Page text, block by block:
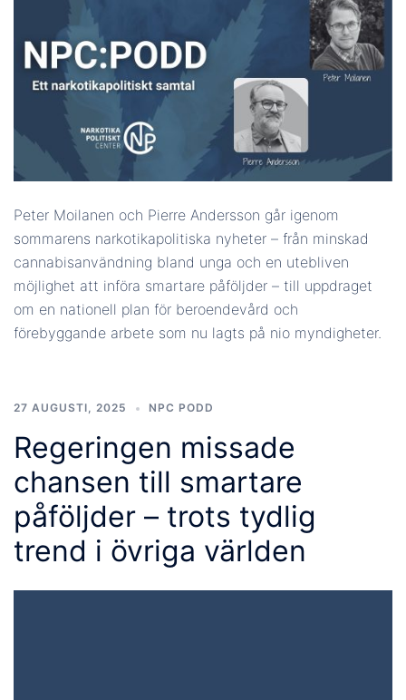
Peter Moilanen och Pierre Andersson går igenom
sommarens narkotikapolitiska nyheter – från minskad
cannabisanvändning bland unga och en utebliven
möjlighet att införa smartare påföljder – till uppdraget
om en nationell plan för beroendevård och
förebyggande arbete som nu lagts på nio myndigheter.
27 AUGUSTI, 2025 NPC PODD
Regeringen missade
chansen till smartare
påföljder – trots tydlig
trend i övriga världen